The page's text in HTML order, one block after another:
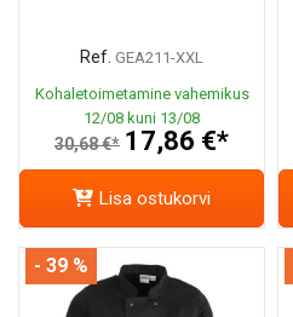
Ref. GEA211-XXL
Kohaletoimetamine vahemikus
12/08 kuni 13/08
30,68 €* 17,86 €*
Lisa ostukorvi
- 39 %